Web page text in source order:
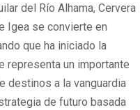
del Río Alhama, Cervera
Igea se convierte en
que ha iniciado la
representa un importante
destinos a la vanguardia
de futuro basada